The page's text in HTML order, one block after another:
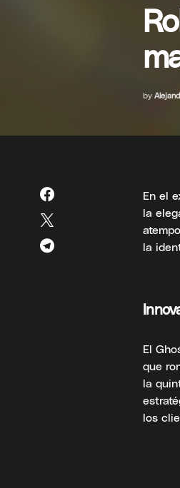
by
En el
la
la
El
que
la
los